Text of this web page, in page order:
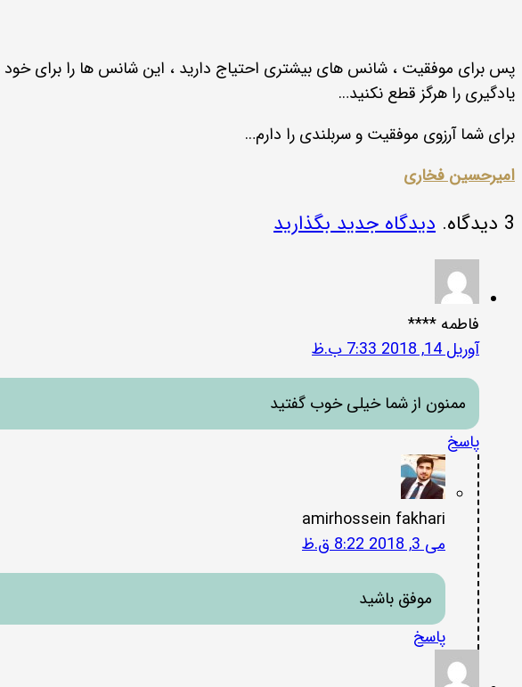
پس برای موفقیت ، شانس های بیشتری احتیاج دارید ، این شانس ها را برای خود
یادگیری را هرگز قطع نکنید…
برای شما آرزوی موفقیت و سربلندی را دارم…
امیرحسین فخاری
3 دیدگاه. دیدگاه جدید بگذارید
فاطمه ****
آوریل 14, 2018 7:33 ب.ظ
ممنون از شما خیلی خوب گفتید
پاسخ
amirhossein fakhari
می 3, 2018 8:22 ق.ظ
موفق باشید
پاسخ